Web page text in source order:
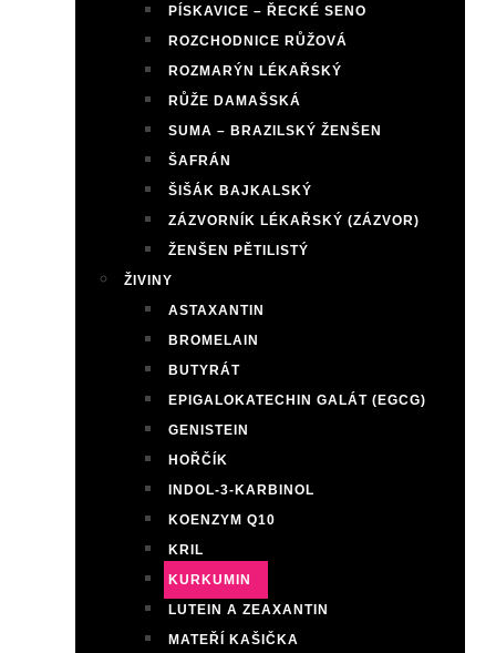
PÍSKAVICE – ŘECKÉ SENO
ROZCHODNICE RŮŽOVÁ
ROZMARÝN LÉKAŘSKÝ
RŮŽE DAMAŠSKÁ
SUMA – BRAZILSKÝ ŽENŠEN
ŠAFRÁN
ŠIŠÁK BAJKALSKÝ
ZÁZVORNÍK LÉKAŘSKÝ (ZÁZVOR)
ŽENŠEN PĚTILISTÝ
ŽIVINY
ASTAXANTIN
BROMELAIN
BUTYRÁT
EPIGALOKATECHIN GALÁT (EGCG)
GENISTEIN
HOŘČÍK
INDOL-3-KARBINOL
KOENZYM Q10
KRIL
KURKUMIN
LUTEIN A ZEAXANTIN
MATEŘÍ KAŠIČKA